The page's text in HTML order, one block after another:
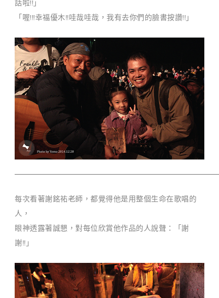
話啦!!」
「喔!!!幸福優木!!哇哉哇哉，我有去你們的臉書按讚!!」
每次看著謝銘祐老師，都覺得他是用整個生命在歌唱的
人，
眼神透露著誠懇，對每位欣賞他作品的人說聲：「謝
謝!!」